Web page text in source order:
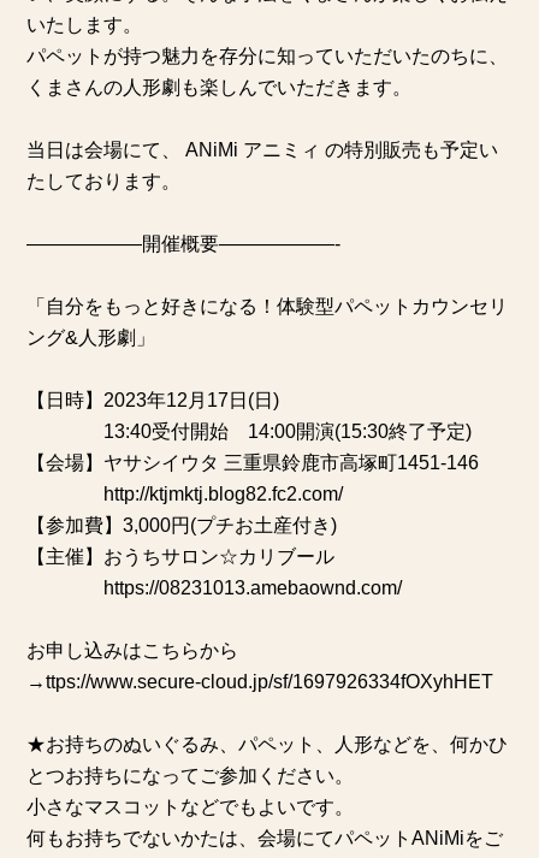
いたします。
パペットが持つ魅力を存分に知っていただいたのちに、
くまさんの人形劇も楽しんでいただきます。
当日は会場にて、ANiMi アニミィの特別販売も予定い
たしております。
——————開催概要——————-
「 自分をもっと好きになる！体験型パペットカウンセリ
ング&人形劇 」
【日時】2023年12月17日(日)
13:40受付開始 14:00開演(15:30終了予定)
【会場】ヤサシイウタ 三重県鈴鹿市高塚町1451-146
http://ktjmktj.blog82.fc2.com/
【参加費】3,000円(プチお土産付き)
【主催】おうちサロン☆カリブール
https://08231013.amebaownd.com/
お申し込みはこちらから
→ttps://www.secure-cloud.jp/sf/1697926334fOXyhHET
★お持ちのぬいぐるみ、パペット、人形などを、何かひ
とつお持ちになってご参加ください。
小さなマスコットなどでもよいです。
何もお持ちでないかたは、会場にてパペットANiMiをご